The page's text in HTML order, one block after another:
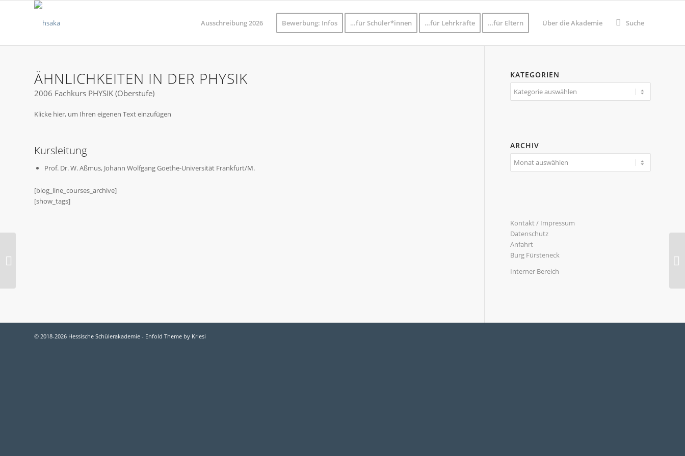
Ausschreibung 2026 Bewerbung: Infos …für Schüler*innen …für Lehrkräfte …für Eltern Über die Akademie Suche
ÄHNLICHKEITEN IN DER PHYSIK
2006 Fachkurs PHYSIK (Oberstufe)
Klicke hier, um Ihren eigenen Text einzufügen
Kursleitung
Prof. Dr. W. Aßmus, Johann Wolfgang Goethe-Universität Frankfurt/M.
[blog_line_courses_archive]
[show_tags]
KATEGORIEN
Kategorien
ARCHIV
Kontakt / Impressum
Datenschutz
Anfahrt
Burg Fürsteneck
Interner Bereich
© 2018-2026 Hessische Schülerakademie - Enfold Theme by Kriesi